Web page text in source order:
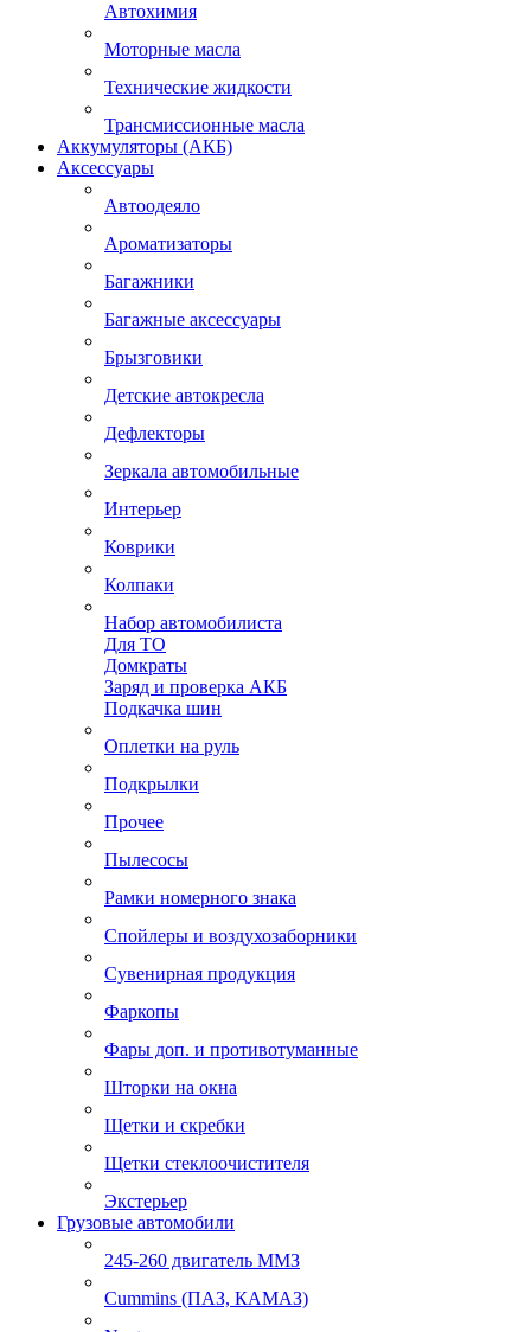
Автохимия
Моторные масла
Технические жидкости
Трансмиссионные масла
Аккумуляторы (АКБ)
Аксессуары
Автоодеяло
Ароматизаторы
Багажники
Багажные аксессуары
Брызговики
Детские автокресла
Дефлекторы
Зеркала автомобильные
Интерьер
Коврики
Колпаки
Набор автомобилиста
Для ТО
Домкраты
Заряд и проверка АКБ
Подкачка шин
Оплетки на руль
Подкрылки
Прочее
Пылесосы
Рамки номерного знака
Спойлеры и воздухозаборники
Сувенирная продукция
Фаркопы
Фары доп. и противотуманные
Шторки на окна
Щетки и скребки
Щетки стеклоочистителя
Экстерьер
Грузовые автомобили
245-260 двигатель ММЗ
Cummins (ПАЗ, КАМАЗ)